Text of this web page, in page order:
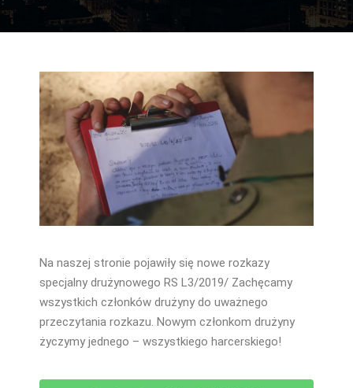
Na naszej stronie pojawiły się nowe rozkazy
specjalny drużynowego RS L3/2019/ Zachęcamy
wszystkich członków drużyny do uważnego
przeczytania rozkazu. Nowym członkom drużyny
życzymy jednego – wszystkiego harcerskiego!